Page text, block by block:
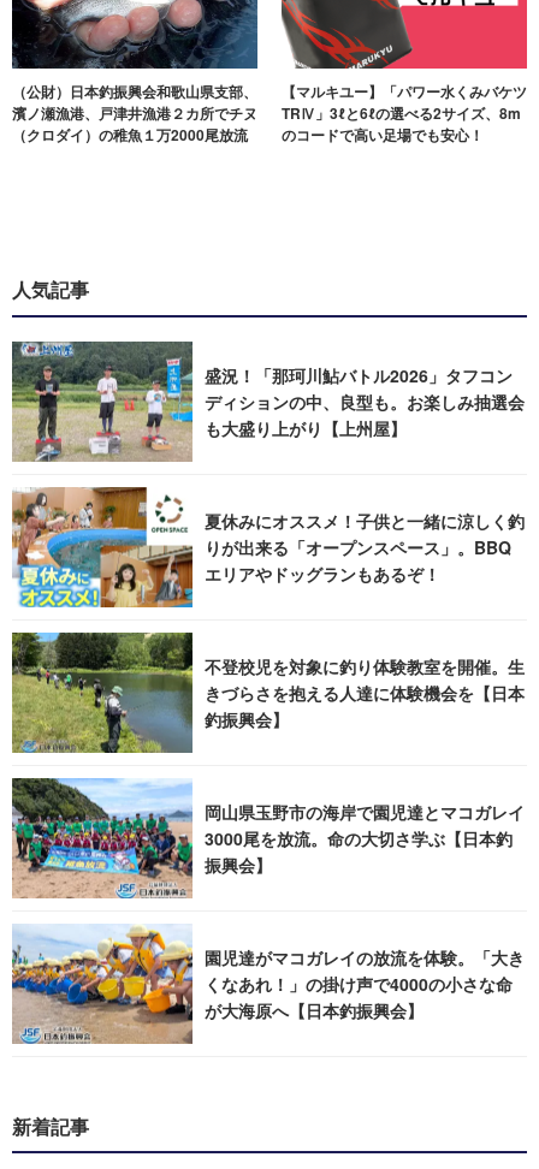
（公財）日本釣振興会和歌山県支部、
濱ノ瀬漁港、戸津井漁港２カ所でチヌ
（クロダイ）の稚魚１万2000尾放流
【マルキユー】「パワー水くみバケツ
TRⅣ」3ℓと6ℓの選べる2サイズ、8m
のコードで高い足場でも安心！
人気記事
盛況！「那珂川鮎バトル2026」タフコン
ディションの中、良型も。お楽しみ抽選会
も大盛り上がり【上州屋】
夏休みにオススメ！子供と一緒に涼しく釣
りが出来る「オープンスペース」。BBQ
エリアやドッグランもあるぞ！
不登校児を対象に釣り体験教室を開催。生
きづらさを抱える人達に体験機会を【日本
釣振興会】
岡山県玉野市の海岸で園児達とマコガレイ
3000尾を放流。命の大切さ学ぶ【日本釣
振興会】
園児達がマコガレイの放流を体験。「大き
くなあれ！」の掛け声で4000の小さな命
が大海原へ【日本釣振興会】
新着記事